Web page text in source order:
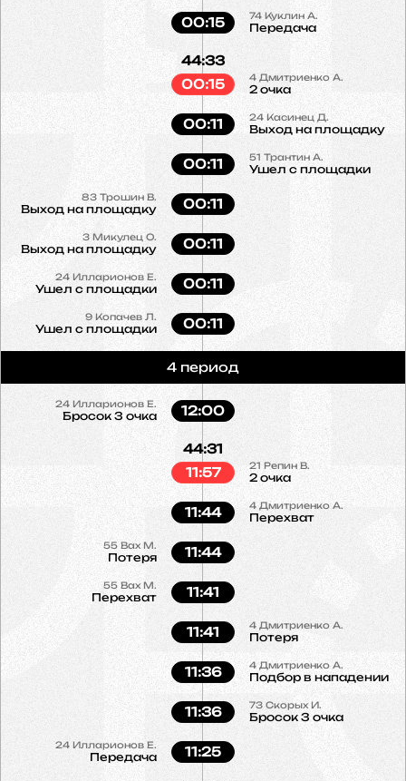
74 Куклин А.
Передача
00:15
4 Дмитриенко А.
2 очка
44:33
00:15
24 Касинец Д.
Выход на площадку
00:11
51 Трантин А.
Ушел с площадки
00:11
83 Трошин В.
Выход на площадку 00:11
3Микулец О.
Выход на площадку 00:11
24 Илларионов Е.
Ушел с площадки 00:11
9 Копачев Л.
Ушел с площадки 00:11
4 период
24 Илларионов Е.
Бросок 3 очка 12:00
21 Репин В.
2 очка
44:31
11:57
4 Дмитриенко А.
Перехват
11:44
55 Вах М.
Потеря 11:44
55 Вах М.
Перехват 11:41
4 Дмитриенко А.
Потеря
11:41
4Дмитриенко А.
Подбор в нападении
11:36
73 Скорых И.
Бросок 3 очка
11:36
24 Илларионов Е.
Передача 11:25